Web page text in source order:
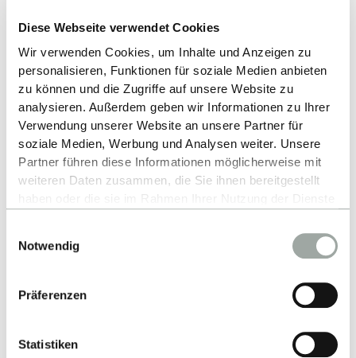
Diese Webseite verwendet Cookies
Wir verwenden Cookies, um Inhalte und Anzeigen zu
personalisieren, Funktionen für soziale Medien anbieten
zu können und die Zugriffe auf unsere Website zu
analysieren. Außerdem geben wir Informationen zu Ihrer
Verwendung unserer Website an unsere Partner für
soziale Medien, Werbung und Analysen weiter. Unsere
Partner führen diese Informationen möglicherweise mit
weiteren Daten zusammen, die Sie ihnen bereitgestellt
Alles zum Thema Cookies und personenbezogene
Datenverarbeitung entnehmen Sie unserer
Notwendig
Präferenzen
Statistiken
Fakultät
Studium
Forschung
Unternehmen
Die ESB
Impressum
Leichte Sprache